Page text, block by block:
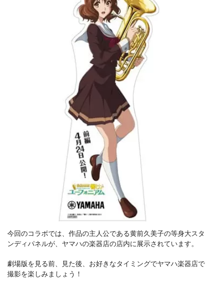
今回のコラボでは、作品の主人公である黄前久美子の等身大スタ
ンディパネルが、ヤマハの楽器店の店内に展示されています。
劇場版を見る前、見た後、お好きなタイミングでヤマハ楽器店で
撮影を楽しみましょう！